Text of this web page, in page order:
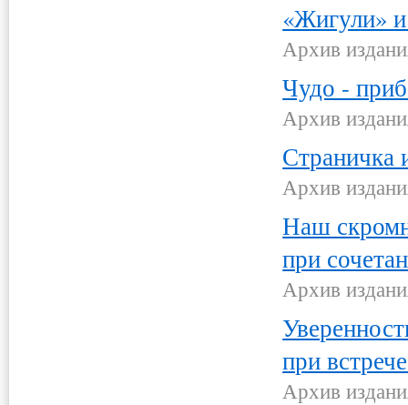
«Жигули»
Архив
Чудо -
Архив
Страничка
Архив
Наш
при
Архив
при
Архив